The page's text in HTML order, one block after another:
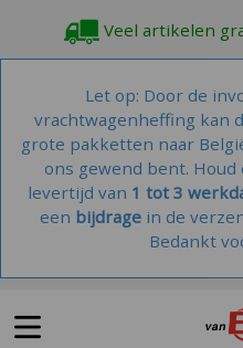
Veel artikelen
Let op: Door de
vrachtwagenheffing kan
grote pakketten naar
ons gewend bent.
levertijd van 1 tot 3
een bijdrage in de
Bedankt